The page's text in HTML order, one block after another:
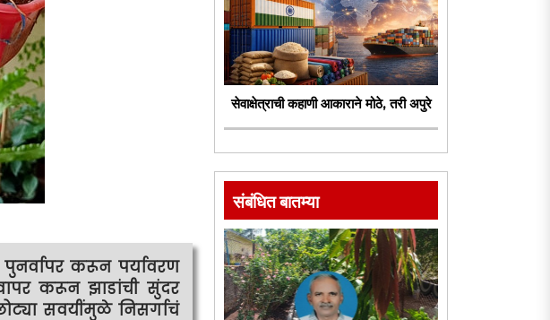
करून पर्यावरण
करून झाडांची सुंदर
सवयींमुळे निसर्गाचं
सेवाक्षेत्राची कहाणी आकाराने मोठे, तरी अपुरे
संबंधित बातम्या